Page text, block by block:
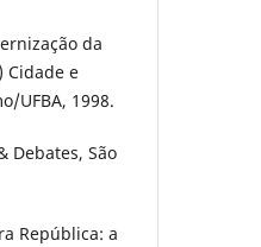
da
Cidade e
UFBA, 1998.
Debates, São
República: a